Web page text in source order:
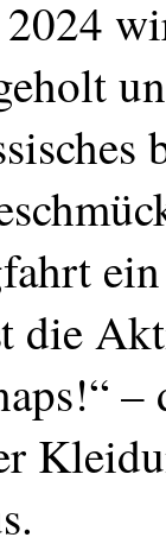
die